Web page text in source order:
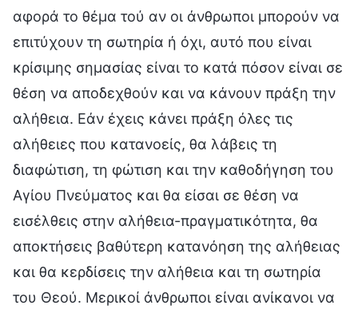
αφορά το θέμα τού αν οι άνθρωποι μπορούν να
επιτύχουν τη σωτηρία ή όχι, αυτό που είναι
κρίσιμης σημασίας είναι το κατά πόσον είναι σε
θέση να αποδεχθούν και να κάνουν πράξη την
αλήθεια. Εάν έχεις κάνει πράξη όλες τις
αλήθειες που κατανοείς, θα λάβεις τη
διαφώτιση, τη φώτιση και την καθοδήγηση του
Αγίου Πνεύματος και θα είσαι σε θέση να
εισέλθεις στην αλήθεια-πραγματικότητα, θα
αποκτήσεις βαθύτερη κατανόηση της αλήθειας
και θα κερδίσεις την αλήθεια και τη σωτηρία
του Θεού. Μερικοί άνθρωποι είναι ανίκανοι να